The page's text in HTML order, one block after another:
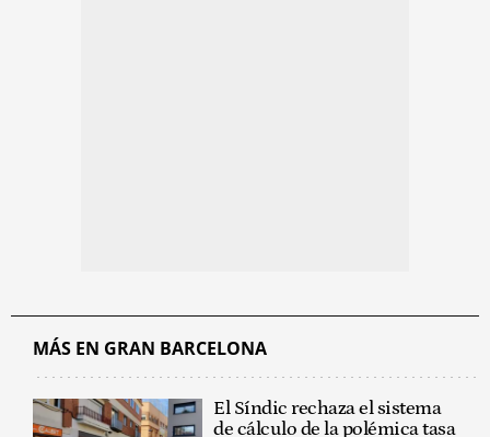
MÁS EN GRAN BARCELONA
El Síndic rechaza el sistema
de cálculo de la polémica tasa